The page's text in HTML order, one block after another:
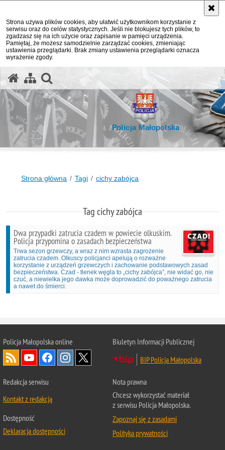
Strona używa plików cookies, aby ułatwić użytkownikom korzystanie z
serwisu oraz do celów statystycznych. Jeśli nie blokujesz tych plików, to
zgadzasz się na ich użycie oraz zapisanie w pamięci urządzenia.
Pamiętaj, że możesz samodzielnie zarządzać cookies, zmieniając
ustawienia przeglądarki. Brak zmiany ustawienia przeglądarki oznacza
wyrażenie zgody.
Policja Małopolska
Strona główna Tagi cichy zabójca
Tag cichy zabójca
Dwa przypadki zatrucia czadem w powiecie olkuskim.
Policja przypomina o zasadach bezpieczeństwa
Trwa sezon grzewczy, a wraz z nim wzrasta zagrożenie
zatrucia czadem. Olkuscy policjanci apelują o rozważne
korzystanie z urządzeń grzewczych i zachowanie podstawowych zasad
bezpieczeństwa. Czad - tlenek węgla to „cichy zabójca”, nie widać go, nie
czuć, a niewielka jego dawka może doprowadzić do poważnego zatrucia
a nawet do śmierci.
Policja Małopolska online
Biuletyn Informacji Publicznej
BIP Policja Małopolska
Redakcja serwisu
Kontakt z redakcją
Dostępność
Deklaracja dostępności
Nota prawna
Chcesz wykorzystać materiał
z serwisu Policja Małopolska.
Zapoznaj się z zasadami
Polityka prywatności